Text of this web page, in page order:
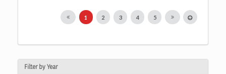
1 2 3 4 5
Filter by Year